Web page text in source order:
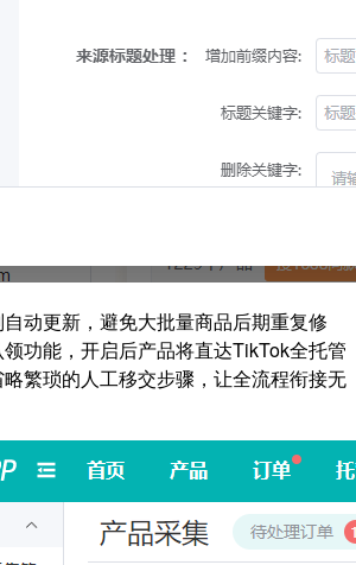
动更新，避免大批量商品后期重复修
功能，开启后产品将直达TikTok全托管
繁琐的人工移交步骤，让全流程衔接无